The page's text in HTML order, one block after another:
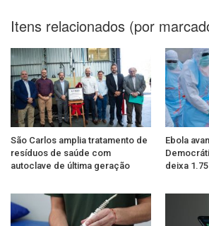
Itens relacionados (por
São Carlos amplia tratamento de
resíduos de saúde com
autoclave de última geração
Ebola
deixa